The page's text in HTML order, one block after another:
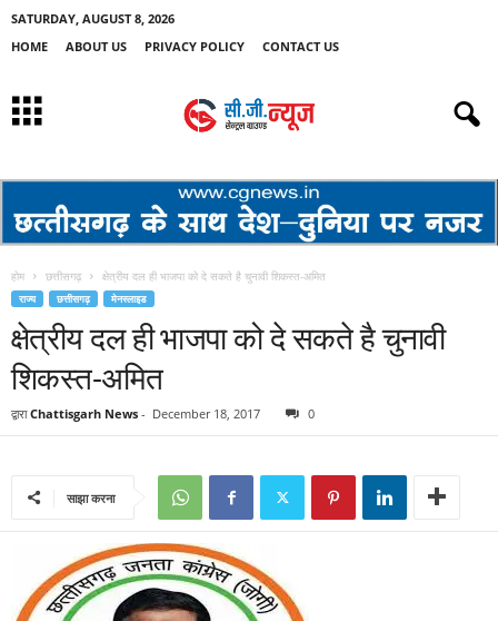
SATURDAY, AUGUST 8, 2026
HOME
ABOUT US PRIVACY POLICY CONTACT US
होम छत्तीसगढ़ क्षेत्रीय दल ही भाजपा को दे सकते है चुनावी शिकस्त-अमित
राज्य छत्तीसगढ़ मेनस्लाइड
क्षेत्रीय दल ही भाजपा को दे सकते है चुनावी
शिकस्त-अमित
द्वारा Chattisgarh News - December 18, 2017 0
साझा करना